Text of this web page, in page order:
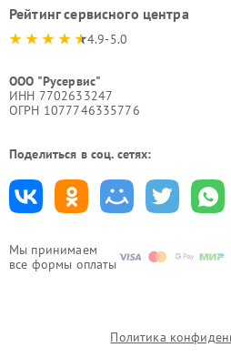
Мы принимаем
все формы оплаты
Рейтинг сервисного центра
4.9-5.0
ООО "Русервис"
ИНН 7702633247
ОГРН 1077746335776
Поделиться в соц. сетях:
Политика